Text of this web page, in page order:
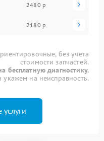
2480 р
2180 р
без учета
стоимости запчастей.
бесплатную диагностику.
на неисправность.
услуги